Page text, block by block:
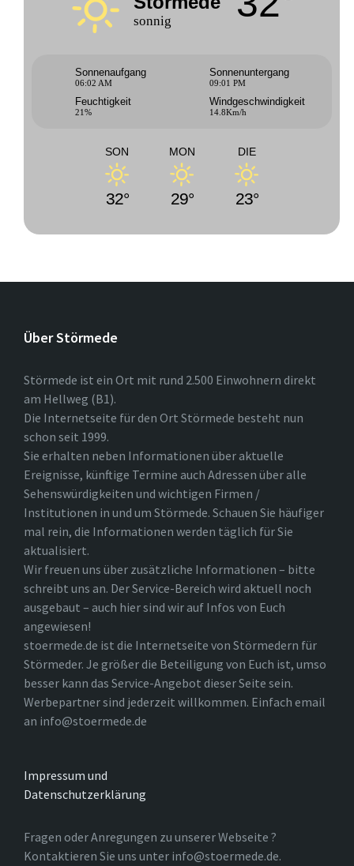
sonnig
Sonnenaufgang
06:02 AM
Sonnenuntergang
09:01 PM
Feuchtigkeit
21%
Windgeschwindigkeit
14.8Km/h
SON
32°
MON
29°
DIE
23°
Über Störmede
Störmede ist ein Ort mit rund 2.500 Einwohnern direkt
am Hellweg (B1).
Die Internetseite für den Ort Störmede besteht nun
schon seit 1999.
Sie erhalten neben Informationen über aktuelle
Ereignisse, künftige Termine auch Adressen über alle
Sehenswürdigkeiten und wichtigen Firmen /
Institutionen in und um Störmede. Schauen Sie häufiger
mal rein, die Informationen werden täglich für Sie
aktualisiert.
Wir freuen uns über zusätzliche Informationen – bitte
schreibt uns an. Der Service-Bereich wird aktuell noch
ausgebaut – auch hier sind wir auf Infos von Euch
angewiesen!
stoermede.de ist die Internetseite von Störmedern für
Störmeder. Je größer die Beteiligung von Euch ist, umso
besser kann das Service-Angebot dieser Seite sein.
Werbepartner sind jederzeit willkommen. Einfach email
an info@stoermede.de
Impressum und
Datenschutzerklärung
Fragen oder Anregungen zu unserer Webseite ?
Kontaktieren Sie uns unter info@stoermede.de.